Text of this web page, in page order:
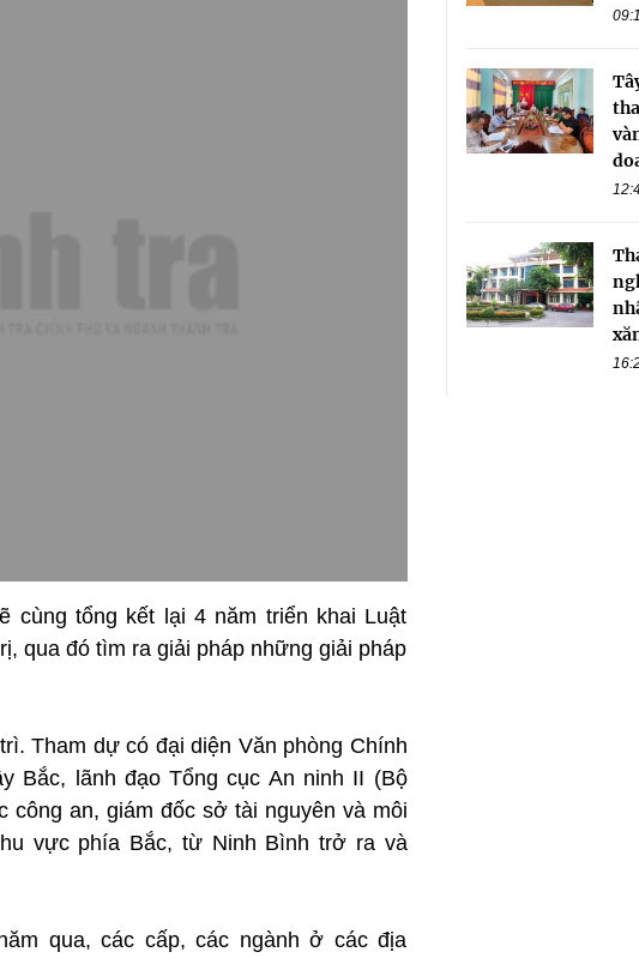
cùng tổng kết lại 4 năm triển khai Luật
qua đó tìm ra giải pháp những giải pháp
Tham dự có đại diện Văn phòng Chính
Bắc, lãnh đạo Tổng cục An ninh II (Bộ
công an, giám đốc sở tài nguyên và môi
vực phía Bắc, từ Ninh Bình trở ra và
qua, các cấp, các ngành ở các địa